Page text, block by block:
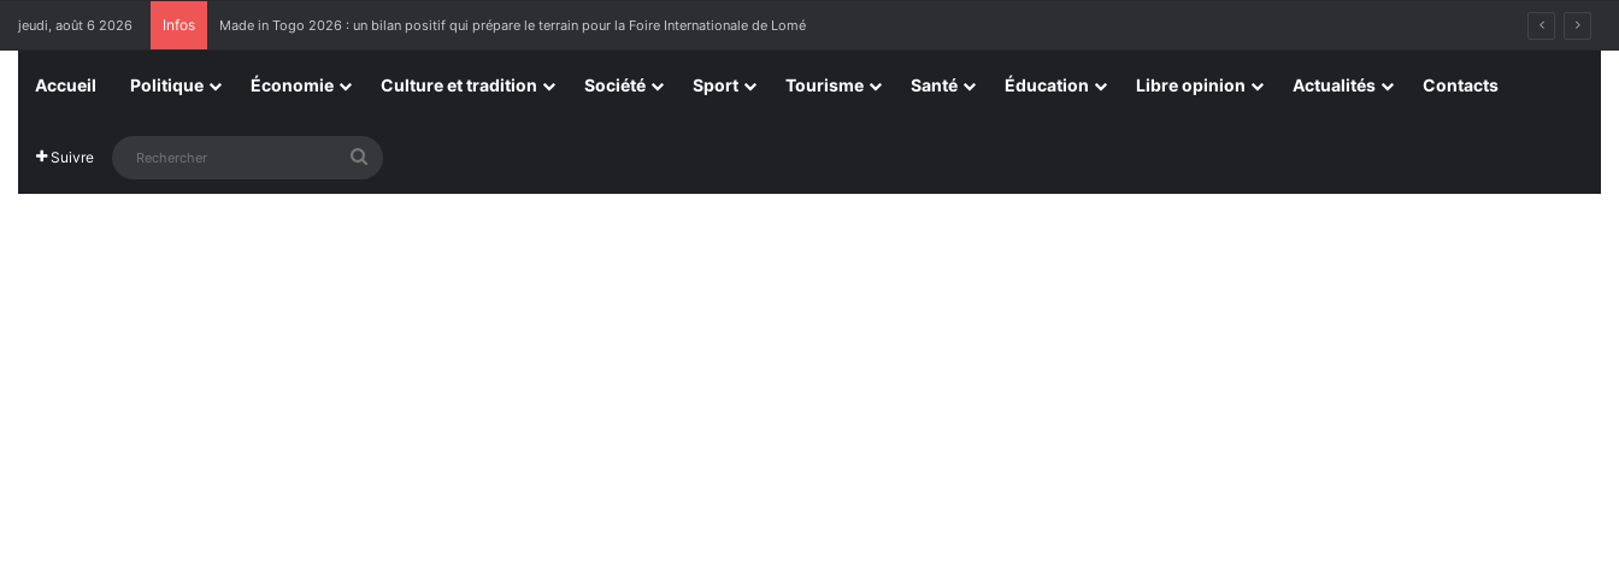
jeudi, août 6 2026 Infos Made in Togo 2026 : un bilan positif qui prépare le terrain pour la Foire Internationale de Lomé
Accueil Politique Économie Culture et tradition Société Sport Tourisme Santé Éducation Libre opinion Actualités Contacts
Suivre